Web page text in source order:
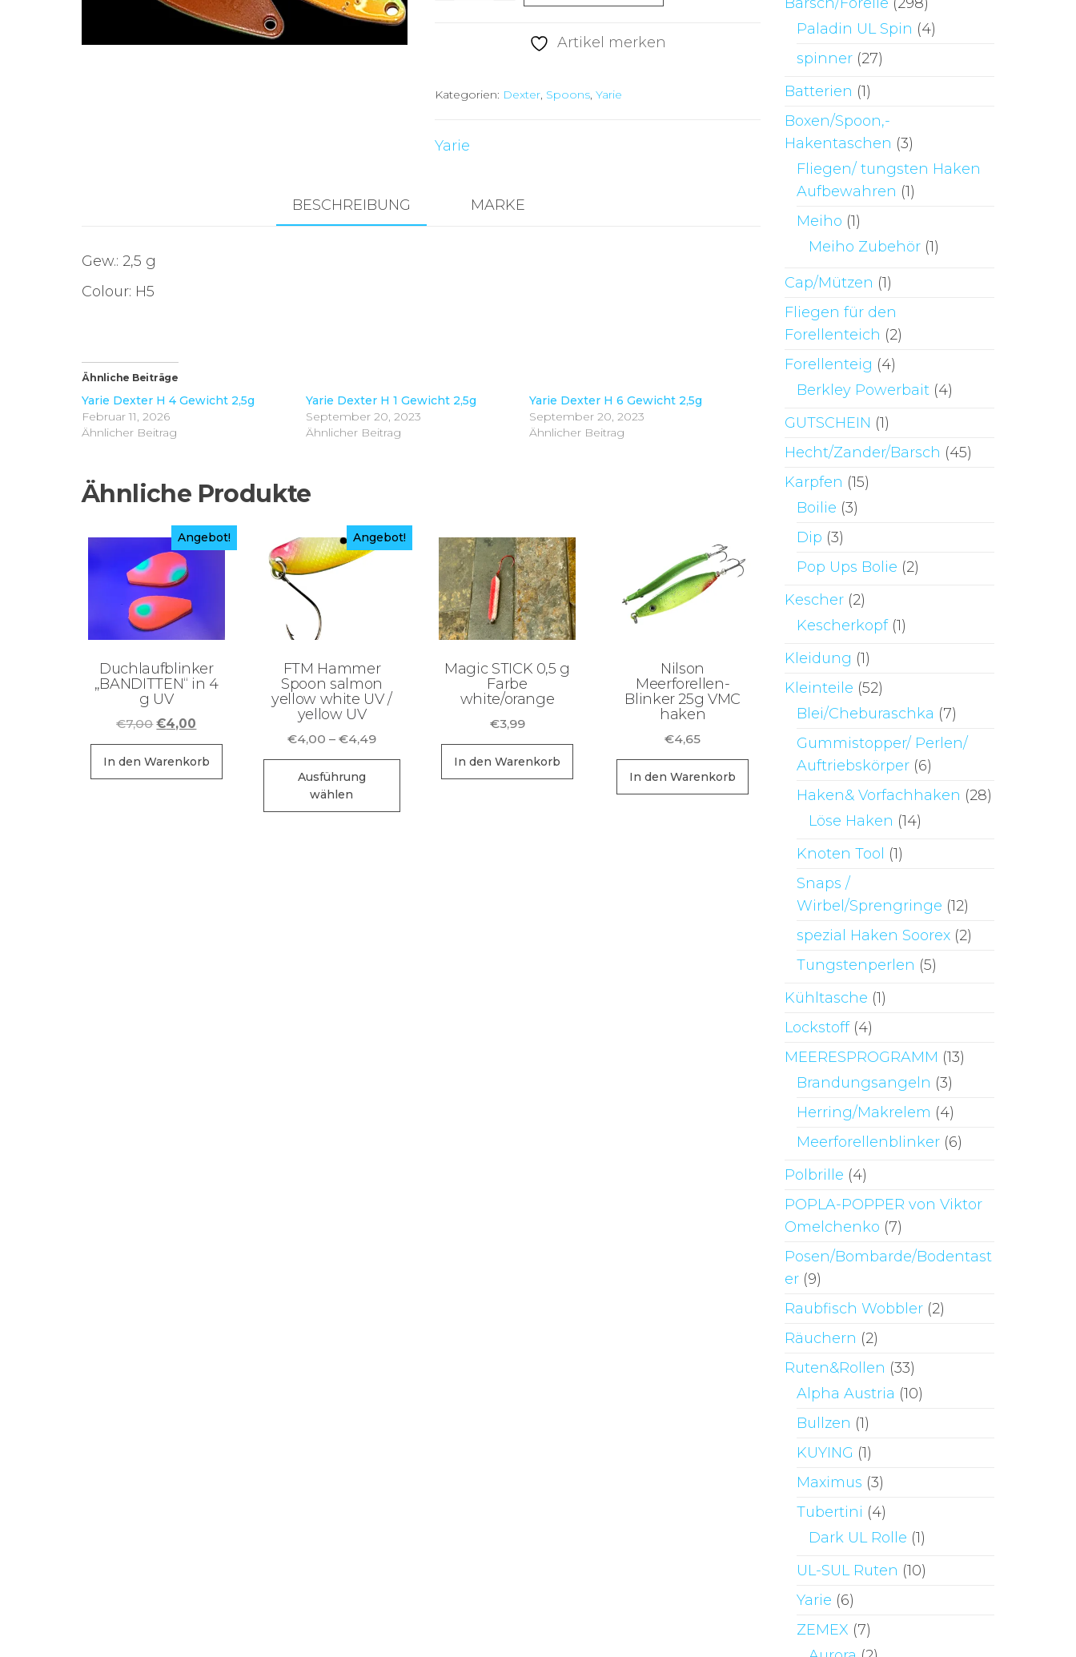
Brandungsangeln.
2,5g
Artikel merken
Kategorien: Dexter, Spoons, Yarie
Yarie
BESCHREIBUNG MARKE
Gew.: 2,5 g
Colour: H5
Ähnliche Beiträge
Yarie Dexter H 4 Gewicht 2,5g
Februar 11, 2026
Ähnlicher Beitrag
Yarie Dexter H 1 Gewicht 2,5g
September 20, 2023
Ähnlicher Beitrag
Yarie Dexter H 6 Gewicht 2,5g
September 20, 2023
Ähnlicher Beitrag
Ähnliche Produkte
Angebot!
Duchlaufblinker
„BANDITTEN“ in 4
g UV
€7,00Ursprünglicher
Preis
war:
€7,00
€4,00
Preis
ist:
€4,00.
In den Warenkorb
Angebot!
FTM Hammer
Spoon salmon
yellow white UV /
yellow UV
€4,00 – €4,49Preisspanne:
€4,00
Ausführung
wählen
Dieses
weist
Magic STICK 0,5 g
Farbe
white/orange
€3,99
In den Warenkorb
Nilson
Meerforellen-
Blinker 25g VMC
haken
€4,65
In den Warenkorb
Paladin UL Spin (4)
spinner (27)
Batterien (1)
Boxen/Spoon,-
Hakentaschen (3)
Fliegen/ tungsten Haken
Aufbewahren (1)
Meiho (1)
Meiho Zubehör (1)
Cap/Mützen (1)
Fliegen für den
Forellenteich (2)
Forellenteig (4)
Berkley Powerbait (4)
GUTSCHEIN (1)
Hecht/Zander/Barsch (45)
Karpfen (15)
Boilie (3)
Dip (3)
Pop Ups Bolie (2)
Kescher (2)
Kescherkopf (1)
Kleidung (1)
Kleinteile (52)
Blei/Cheburaschka (7)
Gummistopper/ Perlen/
Auftriebskörper (6)
Haken& Vorfachhaken (28)
Löse Haken (14)
Knoten Tool (1)
Snaps /
Wirbel/Sprengringe (12)
spezial Haken Soorex (2)
Tungstenperlen (5)
Kühltasche (1)
Lockstoff (4)
MEERESPROGRAMM (13)
Brandungsangeln (3)
Herring/Makrelem (4)
Meerforellenblinker (6)
Polbrille (4)
POPLA-POPPER von Viktor
Omelchenko (7)
Posen/Bombarde/Bodentast
er (9)
Raubfisch Wobbler (2)
Räuchern (2)
Ruten&Rollen (33)
Alpha Austria (10)
Bullzen (1)
KUYING (1)
Maximus (3)
Tubertini (4)
Dark UL Rolle (1)
UL-SUL Ruten (10)
Yarie (6)
ZEMEX (7)